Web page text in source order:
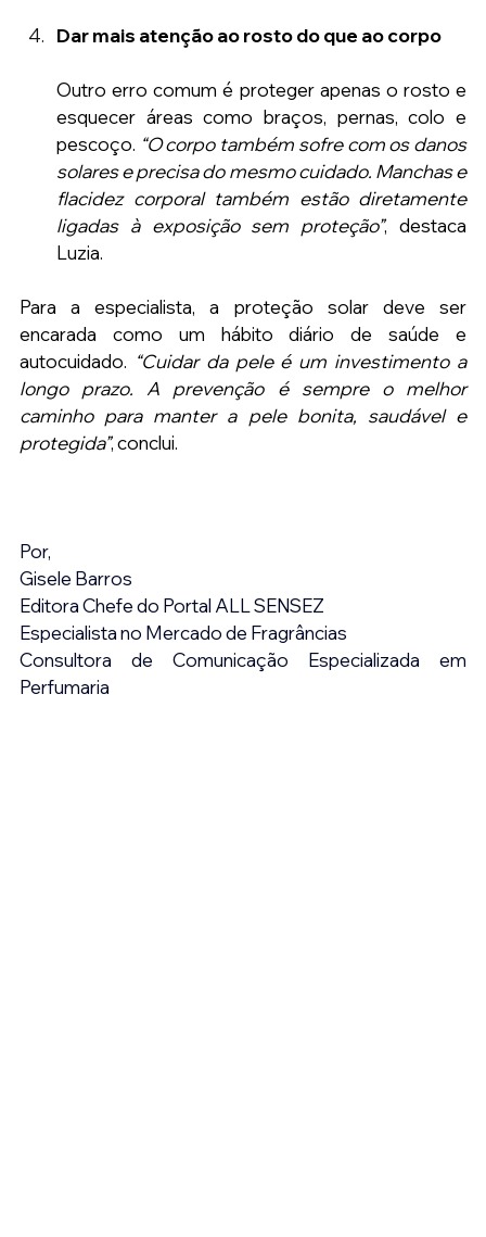
Dar mais atenção ao rosto do que ao corpo
Outro erro comum é proteger apenas o rosto e
esquecer áreas como braços, pernas, colo e
pescoço. “O corpo também sofre com os danos
solares e precisa do mesmo cuidado. Manchas e
flacidez corporal também estão diretamente
ligadas à exposição sem proteção”, destaca
Luzia.
Para a especialista, a proteção solar deve ser
encarada como um hábito diário de saúde e
autocuidado. “Cuidar da pele é um investimento a
longo prazo. A prevenção é sempre o melhor
caminho para manter a pele bonita, saudável e
protegida”, conclui.
Por,
Gisele Barros
Editora Chefe do Portal ALL SENSEZ
Especialista no Mercado de Fragrâncias
Consultora de Comunicação Especializada em
Perfumaria